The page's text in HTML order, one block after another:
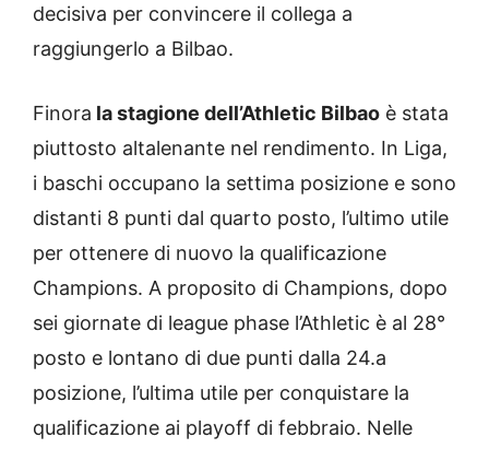
decisiva per convincere il collega a
raggiungerlo a Bilbao.
Finora la stagione dell’Athletic Bilbao è stata
piuttosto altalenante nel rendimento. In Liga,
i baschi occupano la settima posizione e sono
distanti 8 punti dal quarto posto, l’ultimo utile
per ottenere di nuovo la qualificazione
Champions. A proposito di Champions, dopo
sei giornate di league phase l’Athletic è al 28°
posto e lontano di due punti dalla 24.a
posizione, l’ultima utile per conquistare la
qualificazione ai playoff di febbraio. Nelle